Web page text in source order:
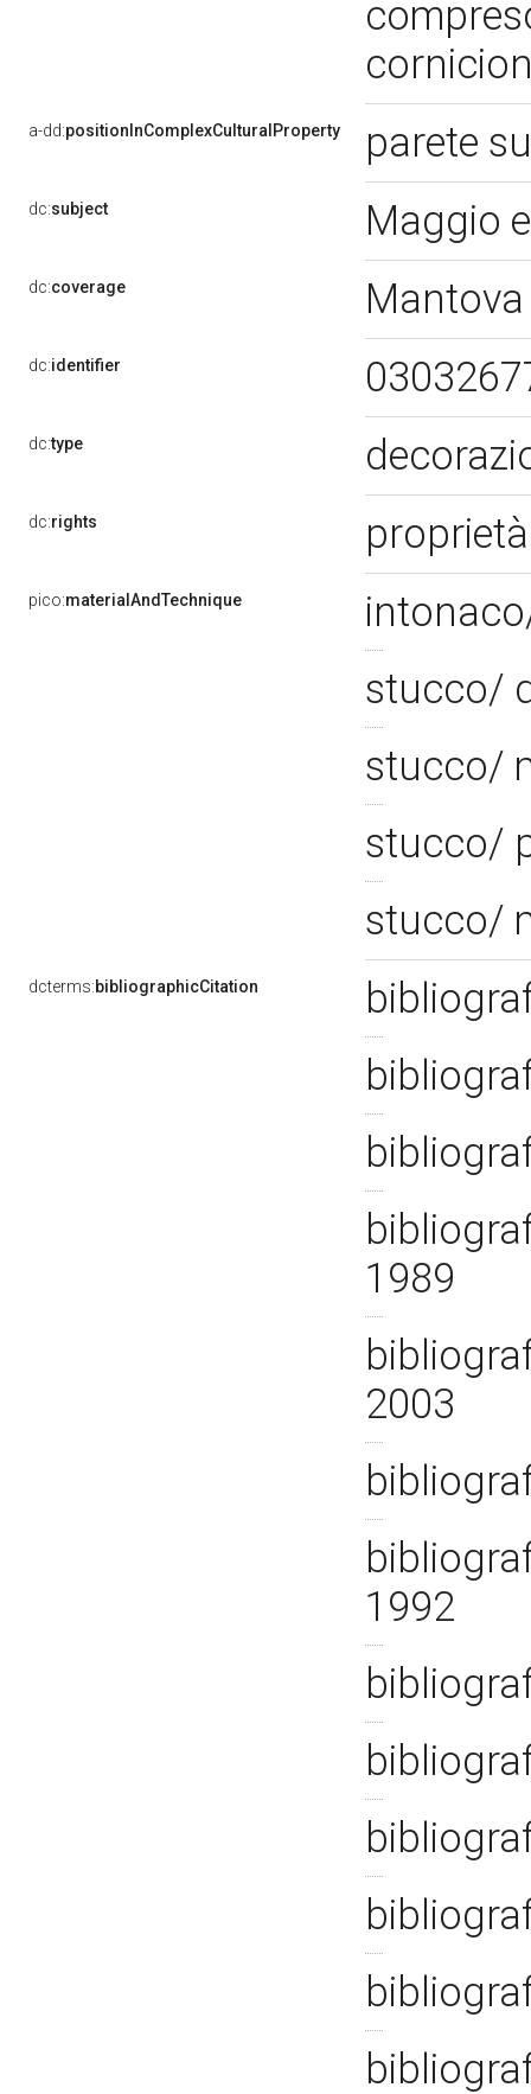
a-dd:positionInComplexCulturalProperty parete
dc:subject Maggio
dc:coverage
dc:identifier
dc:type
dc:rights
pico:materialAndTechnique
stucco/
stucco/
stucco/
stucco/
dcterms:bibliographicCitation
1989
2003
1992